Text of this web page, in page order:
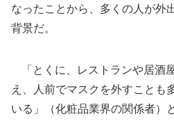
なったことから、多くの人が外
背景だ。
「とくに、レストランや居酒
え、人前でマスクを外すことも
いる」（化粧品業界の関係者）